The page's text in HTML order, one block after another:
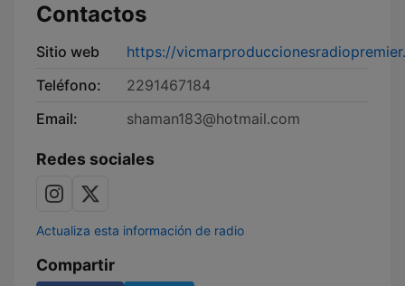
Contactos
Sitio web
https://
Teléfono:
2291467184
Email:
shaman183@hotmail.com
Redes sociales
Actualiza esta información de radio
Compartir